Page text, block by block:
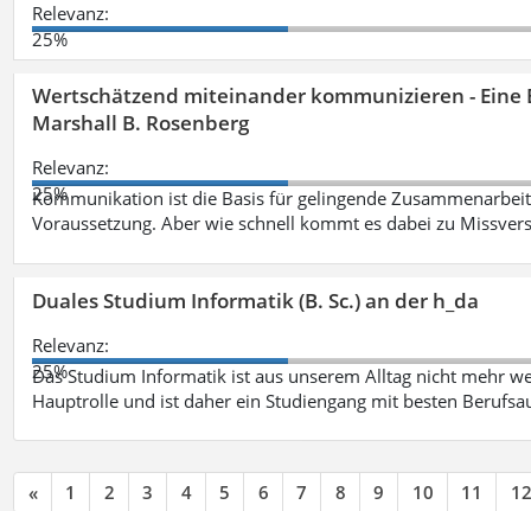
Relevanz:
25%
Wertschätzend miteinander kommunizieren -
Marshall B. Rosenberg
Relevanz:
25%
Kommunikation ist die Basis für gelingende
Voraussetzung. Aber wie schnell kommt es dabei zu
Duales Studium Informatik (B. Sc.) an der h_da
Relevanz:
25%
Das Studium Informatik ist aus unserem Alltag nicht mehr
Hauptrolle und ist daher ein Studiengang mit besten
« 1 2 3 4 5 6 7 8 9 10 11 12